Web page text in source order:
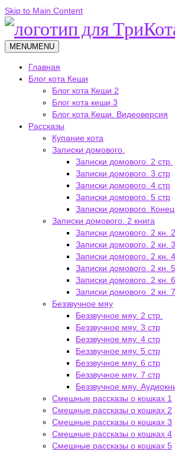
Skip to Main Content
MENUMENU
Главная
Блог кота Кеши
Блог кота Кеши 2
Блог кота кеши 3
Блог кота Кеши. Видеоверсия
Рассказы
Купание кота
Записки домового.
Записки домового. 2 стр.
Записки домового. 3 стр
Записки домового. 4 стр
Записки домового. 5 стр
Записки домового. Конец.
Записки домового. 2 книга
Записки домового. 2 кн. 2
Записки домового. 2 кн.
Записки домового. 2 кн.
Записки домового. 2 кн.
Записки домового. 2 кн.
Записки домового. 2 кн.
Беззвучное мяу
Беззвучное мяу. 2 стр.
Беззвучное мяу. 3 стр
Беззвучное мяу. 4 стр
Беззвучное мяу. 5 стр
Беззвучное мяу. 6 стр
Беззвучное мяу. 7 стр
Беззвучное мяу.
Смешные рассказы о кошках 1
Смешные рассказы о кошках 2
Смешные рассказы о кошках 3
Смешные рассказы о кошках 4
Смешные рассказы о кошках 5